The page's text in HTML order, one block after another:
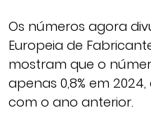
Os números agora
Europeia de
mostram que o
apenas 0,8% em
com o ano anterior.